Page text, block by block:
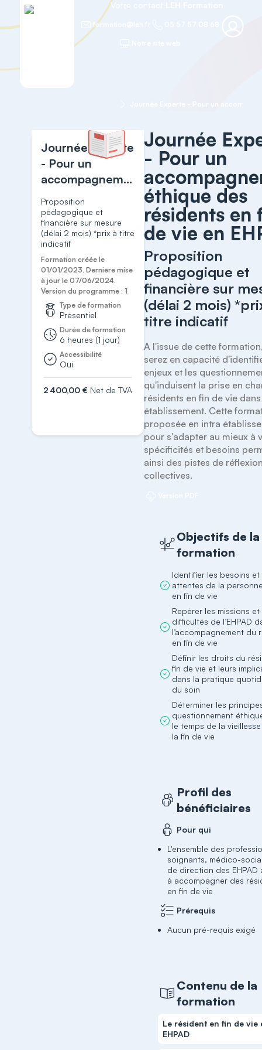
Votre contact
formation@leh.fr
Journée Experte
- Pour un
accompagnement
éthique des
résidents en fin
de vie en EHPAD
Proposition
pédagogique et
financière sur mesure
(délai 2 mois) *prix à titre
indicatif
Formation créée le
01/01/2023. Dernière mise
à jour le 07/06/2024.
Version du programme : 1
Type de formation
Présentiel
Durée de formation
6 heures (1 jour)
Accessibilité
Oui
2 400,00 € Net de TVA
Journée
- Pour un
éthique des
résidents en
de vie en
Proposition
pédagogique et
financière sur
(délai 2 mois)
titre indicatif
A l'issue de cette
serez en capacité
enjeux et les
qu'induisent la prise en
résidents en fin de vie
établissement. Cette
proposée en intra
pour s'adapter au mieux à
spécificités et besoins
ainsi des pistes de
collectives.
Objectifs de la
formation
Identifier les besoins et
attentes de la
en fin de vie
Repérer les missions et
difficultés de l’EHPAD
l’accompagnement du
en fin de vie
Définir les droits du
fin de vie et leurs
dans la pratique
du soin
Déterminer les
questionnement
le temps de la
la fin de vie
Profil des
bénéficiaires
Pour qui
L'ensemble des
soignants, médico-
de direction des EHPAD
à accompagner des
en fin de vie
Prérequis
Aucun pré-requis exigé
Contenu de la
formation
Le résident en fin de vie
EHPAD